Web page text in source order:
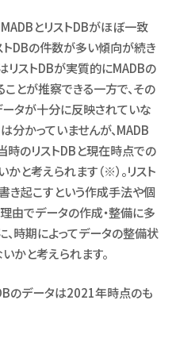
とリストDBがほぼ一致
DBの件数が多い傾向が続き
リストDBが実質的にMADBの
とが推察できる一方で、その
タが十分に反映されていな
分かっていませんが、MADB
時のリストDBと現在時点での
と考えられます（※）。リスト
き起こすという作成手法や個
由でデータの作成・整備に多
、時期によってデータの整備状
かと考えられます。
のデータは2021年時点のも